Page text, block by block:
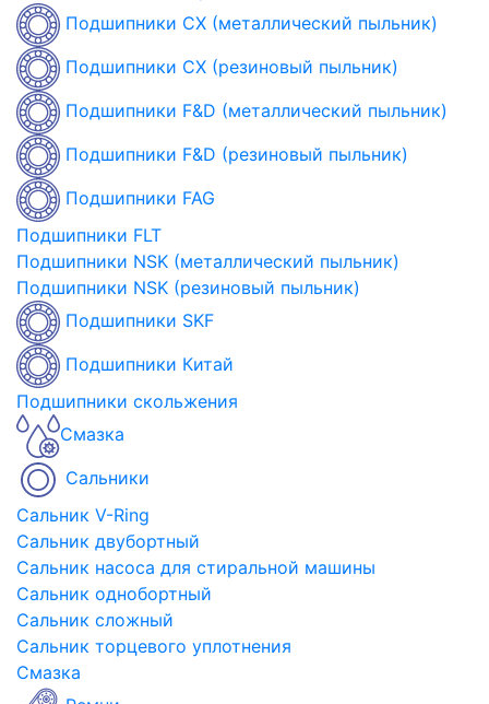
Подшипники CX (металлический пыльник)
Подшипники CX (резиновый пыльник)
Подшипники F&D (металлический пыльник)
Подшипники F&D (резиновый пыльник)
Подшипники FAG
Подшипники FLT
Подшипники NSK (металлический пыльник)
Подшипники NSK (резиновый пыльник)
Подшипники SKF
Подшипники Китай
Подшипники скольжения
Смазка
Сальники
Сальник V-Ring
Сальник двубортный
Сальник насоса для стиральной машины
Сальник однобортный
Сальник сложный
Сальник торцевого уплотнения
Смазка